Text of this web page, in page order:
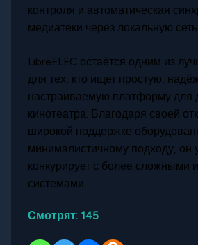
контроля и автоматическая
медиатеки через локальную сеть.
LibreELEC остаётся одним из
для тех, кто ищет простую,
настраиваемую платформу для
кинотеатра. Благодаря своей
широкой поддержке
минималистичному подходу, он
конкурирует с более сложными
системами.
Смотрят: 145